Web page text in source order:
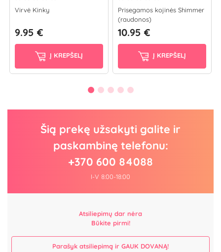
Virvė Kinky
9.95 €
Į KREPŠELĮ
Prisegamos kojinės Shimmer
(raudonos)
10.95 €
Į KREPŠELĮ
Šią prekę užsakyti galite ir
paskambinę telefonu:
+370 600 84088
I-V 8:00-18:00
Atsiliepimų dar nėra
Būkite pirmi!
Parašyk atsiliepimą ir GAUK DOVANĄ!